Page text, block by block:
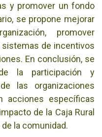
y promover un fondo
se propone mejorar
promover
de incentivos
En conclusión, se
la participación y
las organizaciones
acciones específicas
de la Caja Rural
la comunidad.